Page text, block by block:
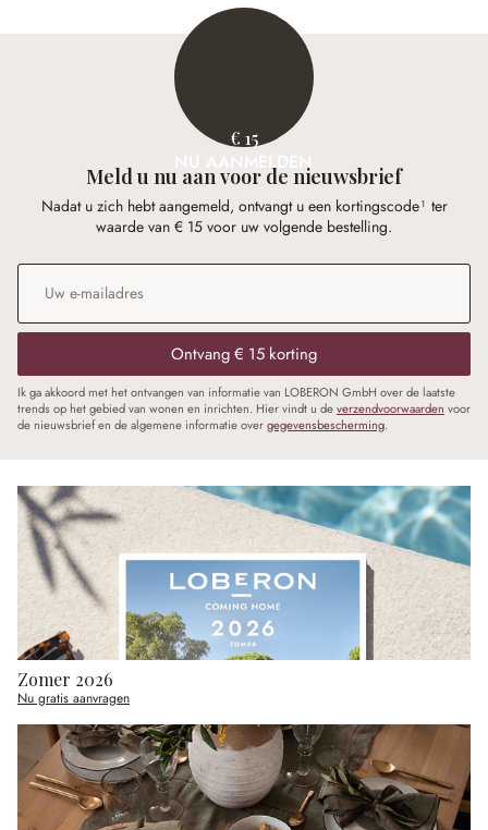
€ 15
NU AANMELDEN
Meld u nu aan voor de nieuwsbrief
Nadat u zich hebt aangemeld, ontvangt u een kortingscode¹ ter
waarde van € 15 voor uw volgende bestelling.
E-mailadres
Ontvang € 15 korting
Ik ga akkoord met het ontvangen van informatie van LOBERON GmbH over de laatste
trends op het gebied van wonen en inrichten. Hier vindt u deverzendvoorwaarden voor
de nieuwsbrief en de algemene informatie overgegevensbescherming.
Zomer 2026
Nu gratis aanvragen